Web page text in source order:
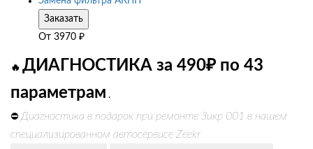
Заказать
От 3970 ₽
🔥 ДИАГНОСТИКА за 490₽ по 43
параметрам .
⛔ Диагностика в подарок при ремонте Зикр 001 в нашем
специализированном автосервисе Zeekr